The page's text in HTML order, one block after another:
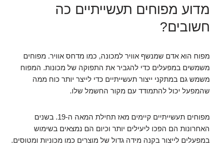
מדוע מפוחים תעשייתיים כה
חשובים?
מפוח הוא אדם שמנשף אוויר למכונה, כמו מדחס אוויר. מפוחים
משמשים במפעלים כדי להגביר את התפוקה של מכונות. המפוח
משמש גם במתקני ייצור תעשייתיים כדי לייצר יותר כוח ממה
שהמפעל יכול להתמודד עם מקור החשמל שלו.
מפוחים תעשייתיים קיימים מאז תחילת המאה ה-19. בשנים
האחרונות הם הפכו ליעילים יותר וכיום הם נמצאים בשימוש
במפעלים לייצור בקנה מידה גדול של מוצרים כמו מכוניות ומטוסים.